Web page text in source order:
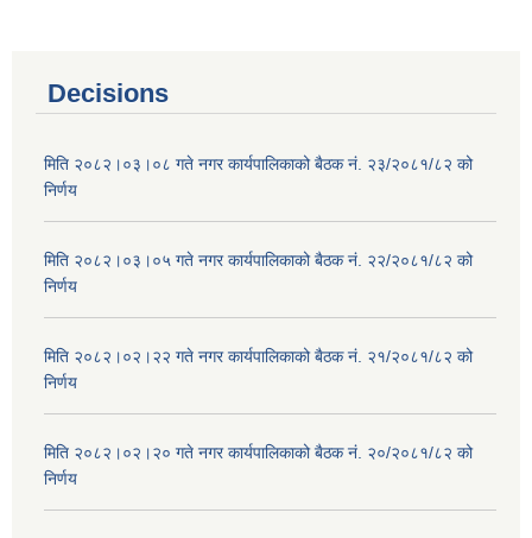
Decisions
मिति २०८२।०३।०८ गते नगर कार्यपालिकाको बैठक नं. २३/२०८१/८२ को
निर्णय
मिति २०८२।०३।०५ गते नगर कार्यपालिकाको बैठक नं. २२/२०८१/८२ को
निर्णय
मिति २०८२।०२।२२ गते नगर कार्यपालिकाको बैठक नं. २१/२०८१/८२ को
निर्णय
मिति २०८२।०२।२० गते नगर कार्यपालिकाको बैठक नं. २०/२०८१/८२ को
निर्णय